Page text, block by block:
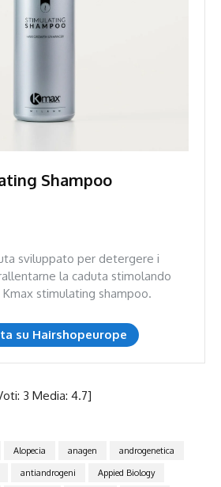
Shampoo
sviluppato per detergere i
la caduta stimolando
Kmax stimulating shampoo.
su Hairshopeurope
3 Media: 4.7]
Alopecia anagen
androgenetica
antiandrogeni
Appied Biology